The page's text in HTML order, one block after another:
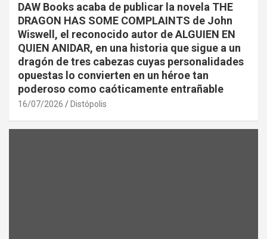
DAW Books acaba de publicar la novela THE
DRAGON HAS SOME COMPLAINTS de John
Wiswell, el reconocido autor de ALGUIEN EN
QUIEN ANIDAR, en una historia que sigue a un
dragón de tres cabezas cuyas personalidades
opuestas lo convierten en un héroe tan
poderoso como caóticamente entrañable
16/07/2026 Distópolis